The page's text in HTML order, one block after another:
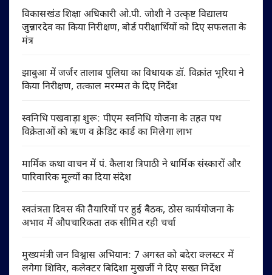
विकासखंड शिक्षा अधिकारी ओ.पी. जोशी ने उत्कृष्ट विद्यालय
जुन्नारदेव का किया निरीक्षण, बोर्ड परीक्षार्थियों को दिए सफलता के
मंत्र
झाबुआ में जर्जर तालाब पुलिया का विधायक डॉ. विक्रांत भूरिया ने
किया निरीक्षण, तत्काल मरम्मत के दिए निर्देश
स्वनिधि पखवाड़ा शुरू: पीएम स्वनिधि योजना के तहत पथ
विक्रेताओं को ऋण व क्रेडिट कार्ड का मिलेगा लाभ
मार्मिक कथा वाचन में पं. कैलाश त्रिपाठी ने धार्मिक संस्कारों और
पारिवारिक मूल्यों का दिया संदेश
स्वतंत्रता दिवस की तैयारियों पर हुई बैठक, ठोस कार्ययोजना के
अभाव में औपचारिकता तक सीमित रही चर्चा
मुख्यमंत्री जन विश्वास अभियान: 7 अगस्त को बदेरा क्लस्टर में
लगेगा शिविर, कलेक्टर बिदिशा मुखर्जी ने दिए सख्त निर्देश